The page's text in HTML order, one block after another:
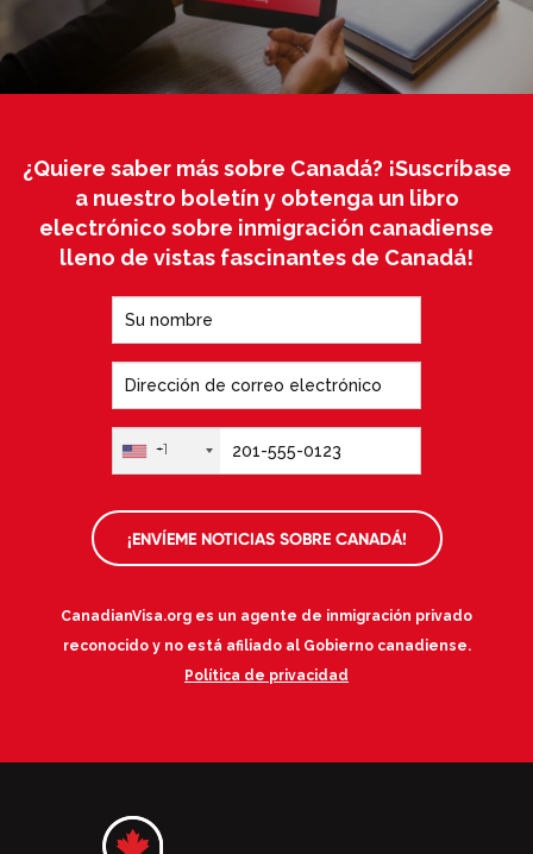
¿Quiere saber más sobre Canadá? ¡Suscríbase
a nuestro boletín y obtenga un libro
electrónico sobre inmigración canadiense
lleno de vistas fascinantes de Canadá!
+1
¡ENVÍEME NOTICIAS SOBRE CANADÁ!
CanadianVisa.org es un agente de inmigración privado
reconocido y no está afiliado al Gobierno canadiense.
Política de privacidad